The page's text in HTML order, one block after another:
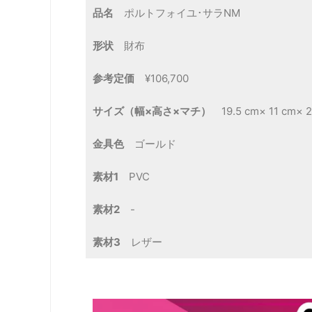
品名 ポルトフォイユ･サラNM
形状 財布
参考定価 ¥106,700
サイズ（幅×高さ×マチ） 19.5 cm× 11 cm×
金具色ゴールド
素材1 PVC
素材2 -
素材3 レザー